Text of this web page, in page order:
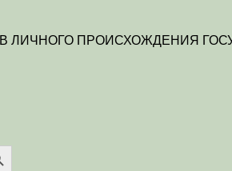
ЛИЧНОГО ПРОИСХОЖДЕНИЯ